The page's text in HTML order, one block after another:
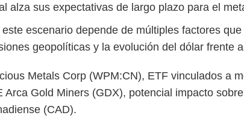
alza sus expectativas de largo plazo para el
escenario depende de múltiples factores
geopolíticas y la evolución del dólar frente
Metals Corp (WPM:CN), ETF vinculados a
Gold Miners (GDX), potencial impacto
(CAD).